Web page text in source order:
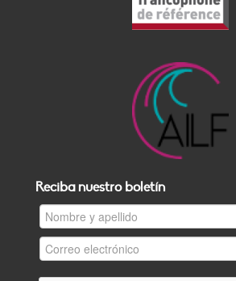
Reciba nuestro boletín